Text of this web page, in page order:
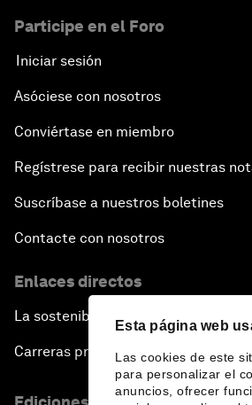
Esta página web
Las cookies de este
para personalizar el
anuncios, ofrecer
Participe en el Foro
Iniciar sesión
Asóciese con nosotros
Conviértase en miembro
Regístrese para recibir nuestras
Suscríbase a nuestros boletines
Contacte con nosotros
Enlaces directos
La sostenibilidad en el Foro
Carreras profesionales